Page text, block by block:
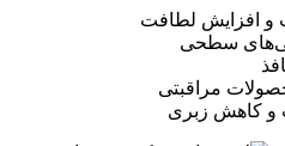
افزایش لطافت
سطحی
مراقبتی
کاهش زبری